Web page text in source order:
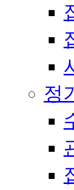
정